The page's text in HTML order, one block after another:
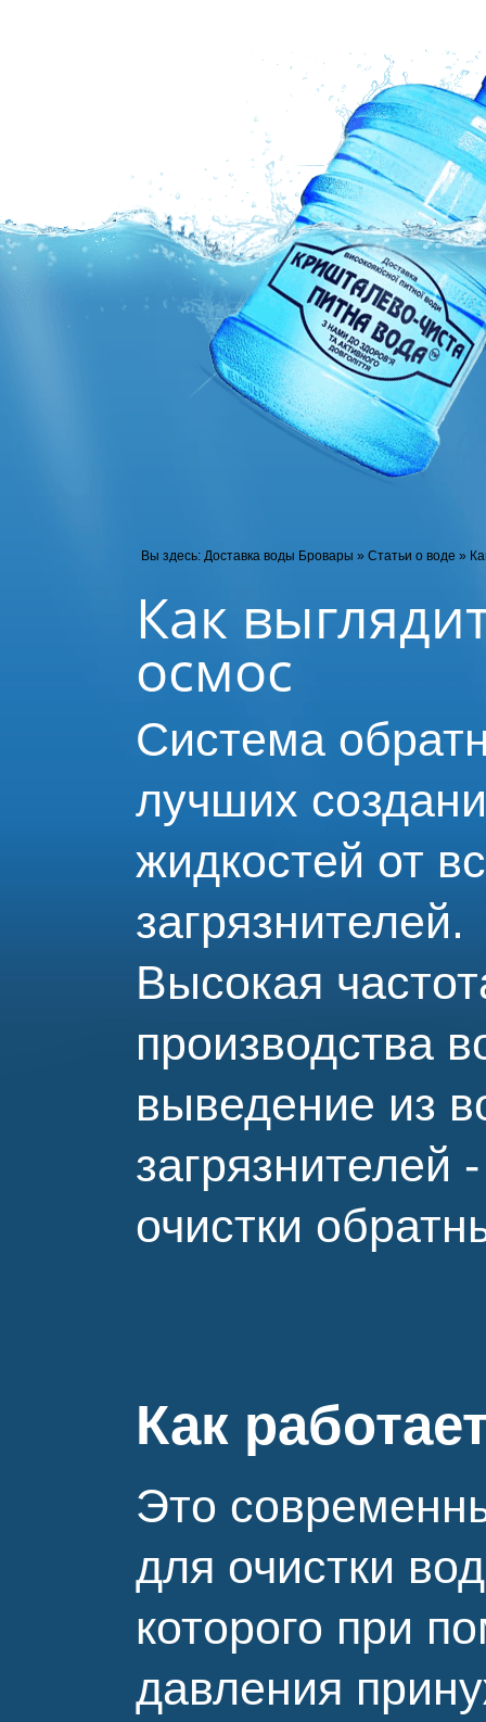
Вы здесь: Доставка воды Бровары » Статьи о воде »
Как
осмос
Система
лучших
жидкостей от
загрязнителей.
Высокая
производства
выведение из
загрязнителей
очистки
Как
Это
для очистки
которого при
давления